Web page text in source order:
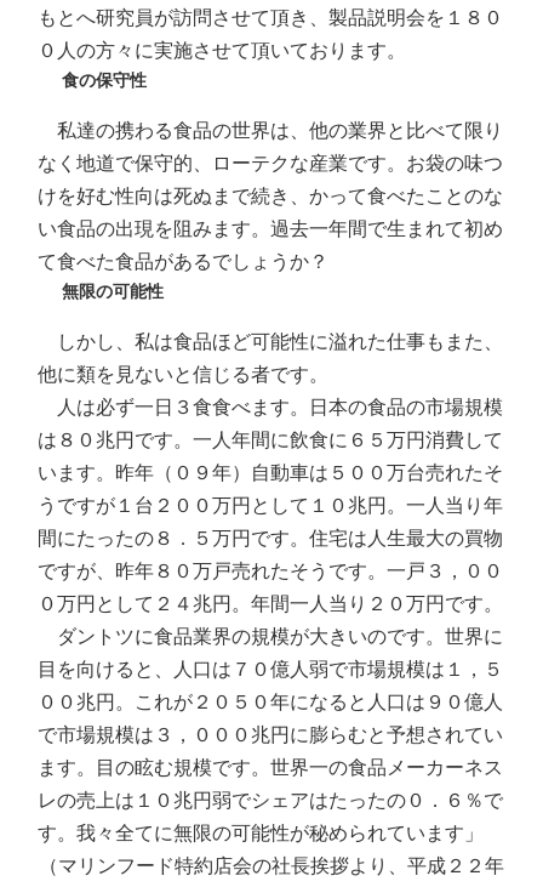
もとへ研究員が訪問させて頂き、製品説明会を１８０
０人の方々に実施させて頂いております。
食の保守性
私達の携わる食品の世界は、他の業界と比べて限り
なく地道で保守的、ローテクな産業です。お袋の味つ
けを好む性向は死ぬまで続き、かって食べたことのな
い食品の出現を阻みます。過去一年間で生まれて初め
て食べた食品があるでしょうか？
無限の可能性
しかし、私は食品ほど可能性に溢れた仕事もまた、
他に類を見ないと信じる者です。
人は必ず一日３食食べます。日本の食品の市場規模
は８０兆円です。一人年間に飲食に６５万円消費して
います。昨年（０９年）自動車は５００万台売れたそ
うですが１台２００万円として１０兆円。一人当り年
間にたったの８．５万円です。住宅は人生最大の買物
ですが、昨年８０万戸売れたそうです。一戸３，００
０万円として２４兆円。年間一人当り２０万円です。
ダントツに食品業界の規模が大きいのです。世界に
目を向けると、人口は７０億人弱で市場規模は１，５
００兆円。これが２０５０年になると人口は９０億人
で市場規模は３，０００兆円に膨らむと予想されてい
ます。目の眩む規模です。世界一の食品メーカーネス
レの売上は１０兆円弱でシェアはたったの０．６％で
す。我々全てに無限の可能性が秘められています」
（マリンフード特約店会の社長挨拶より、平成２２年